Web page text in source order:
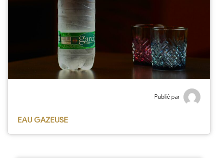
Publié par
EAU GAZEUSE